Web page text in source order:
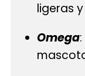
ligeras
Omega